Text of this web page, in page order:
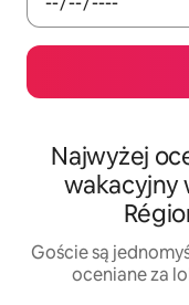
Najwyżej
wakacyjny
Goście są
oceniane za